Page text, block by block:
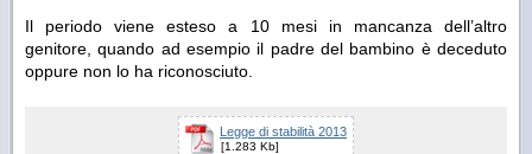
Il periodo viene esteso a 10 mesi in mancanza dell’altro
genitore, quando ad esempio il padre del bambino è deceduto
oppure non lo ha riconosciuto.
Legge di stabilità 2013
[1.283 Kb]